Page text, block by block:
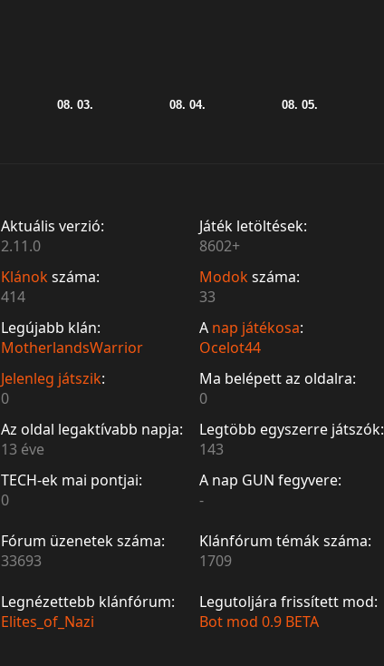
Aktuális verzió:
2.11.0
Játék letöltések:
8602+
Klánokszáma:
414
Modokszáma:
33
Legújabb klán:
MotherlandsWarrior
A nap játékosa:
Ocelot44
Jelenleg játszik:
0
Ma belépett az oldalra:
0
Az oldal legaktívabb napja:
13 éve
Legtöbb egyszerre játszók:
143
TECH-ek mai pontjai:
0
A nap GUN fegyvere:
-
Fórum üzenetek száma:
33693
Klánfórum témák száma:
1709
Legnézettebb klánfórum:
Elites_of_Nazi
Legutoljára frissített mod:
Bot mod 0.9 BETA